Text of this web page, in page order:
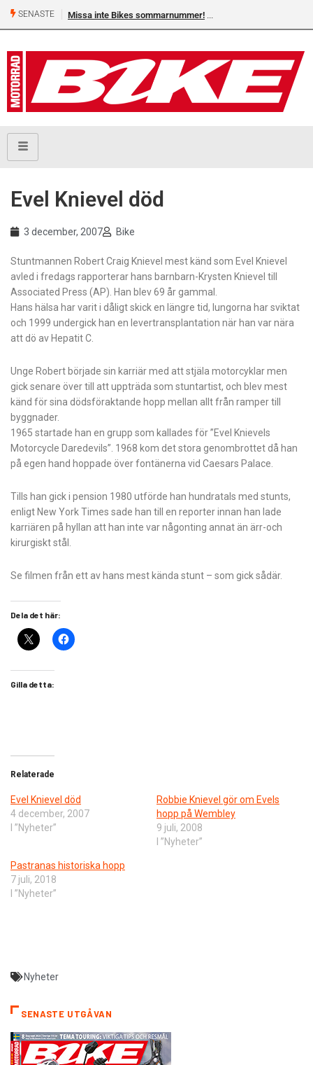
SENASTE Missa inte Bikes sommarnummer!
Evel Knievel död
3 december, 2007 Bike
Stuntmannen Robert Craig Knievel mest känd som Evel Knievel
avled i fredags rapporterar hans barnbarn-Krysten Knievel till
Associated Press (AP). Han blev 69 år gammal.
Hans hälsa har varit i dåligt skick en längre tid, lungorna har sviktat
och 1999 undergick han en levertransplantation när han var nära
att dö av Hepatit C.
Unge Robert började sin karriär med att stjäla motorcyklar men
gick senare över till att uppträda som stuntartist, och blev mest
känd för sina dödsföraktande hopp mellan allt från ramper till
byggnader.
1965 startade han en grupp som kallades för ”Evel Knievels
Motorcycle Daredevils”. 1968 kom det stora genombrottet då han
på egen hand hoppade över fontänerna vid Caesars Palace.
Tills han gick i pension 1980 utförde han hundratals med stunts,
enligt New York Times sade han till en reporter innan han lade
karriären på hyllan att han inte var någonting annat än ärr-och
kirurgiskt stål.
Se filmen från ett av hans mest kända stunt – som gick sådär.
Dela det här:
Gilla detta:
Relaterade
Evel Knievel död
4 december, 2007
I ”Nyheter”
Robbie Knievel gör om Evels
hopp på Wembley
9 juli, 2008
I ”Nyheter”
Pastranas historiska hopp
7 juli, 2018
I ”Nyheter”
Nyheter
SENASTE UTGÅVAN